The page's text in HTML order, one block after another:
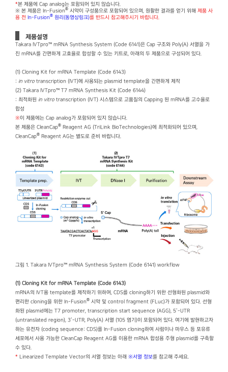
*본 제품에 Cap analog는 포함되어 있지 않습니다.
※ 본 제품은 In-Fusion® 시약이 구성품으로 포함되어 있으며, 원활한 결과를 얻기 위해 제품 사
용 전 In-Fusion® 원리(동영상링크)를 반드시 참고해주시기 바랍니다.
제품설명
Takara IVTpro™ mRNA Synthesis System (Code 6141)은 Cap 구조와 Poly(A) 서열을 가
진 mRNA를 간편하게 고효율로 합성할 수 있는 키트로, 아래의 두 제품으로 구성되어 있다.
(1) Cloning Kit for mRNA Template (Code 6143)
: in vitro transcription (IVT)에 사용되는 plasmid template을 간편하게 제작
(2) Takara IVTpro™ T7 mRNA Synthesis Kit (Code 6144)
: 최적화된 in vitro transcription (IVT) 시스템으로 고품질의 Capping 된 mRNA를 고수율로
합성
※이 제품에는 Cap analog가 포함되어 있지 않습니다.
본 제품은 CleanCap® Reagent AG (TriLink BioTechnologies)에 최적화되어 있으며,
CleanCap® Reagent AG는 별도로 준비 바랍니다.
그림 1. Takara IVTpro™ mRNA Synthesis System (Code 6141) workflow
(1) Cloning Kit for mRNA Template (Code 6143)
mRNA의 IVT용 template를 제작하기 위하여, CDS를 cloning하기 위한 선형화된 plasmid와
편리한 cloning을 위한 In-Fusion® 시약 및 control fragment (FLuc)가 포함되어 있다. 선형
화된 plasmid에는 T7 promoter, transcription start sequence (AGG), 5’-UTR
(untranslated region), 3’-UTR, Poly(A) 서열 (105 염기)이 포함되어 있다. 여기에 발현하고자
하는 유전자 (coding sequence: CDS)를 In-Fusion cloning하여 사람이나 마우스 등 포유류
세포에서 사용 가능한 CleanCap Reagent AG를 이용한 mRNA 합성용 주형 plasmid를 구축할
수 있다.
* Linearized Template Vector의 서열 정보는 아래 ※서열 정보를 참고해 주세요.